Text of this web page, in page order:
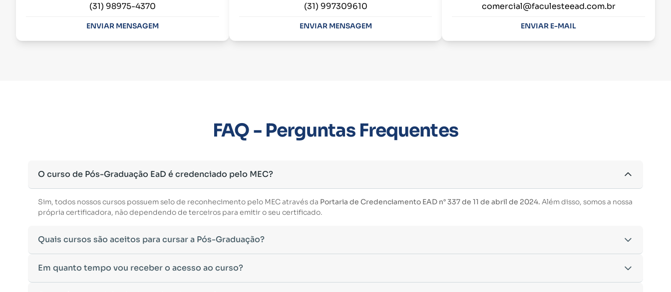
(31) 98975-4370
ENVIAR MENSAGEM
(31) 997309610
ENVIAR MENSAGEM
comercial@faculesteead.com.br
ENVIAR E-MAIL
FAQ - Perguntas Frequentes
O curso de Pós-Graduação EaD é credenciado pelo MEC?
Sim, todos nossos cursos possuem selo de reconhecimento pelo MEC através da Portaria de Credenciamento EAD n° 337 de 11 de abril de 2024. Além disso, somos a nossa
própria certificadora, não dependendo de terceiros para emitir o seu certificado.
Quais cursos são aceitos para cursar a Pós-Graduação?
Para ingressar em um curso de pós-graduação, é necessário ter concluído uma graduação reconhecida pelo MEC. De acordo com os critérios estabelecidos pelo
Em quanto tempo vou receber o acesso ao curso?